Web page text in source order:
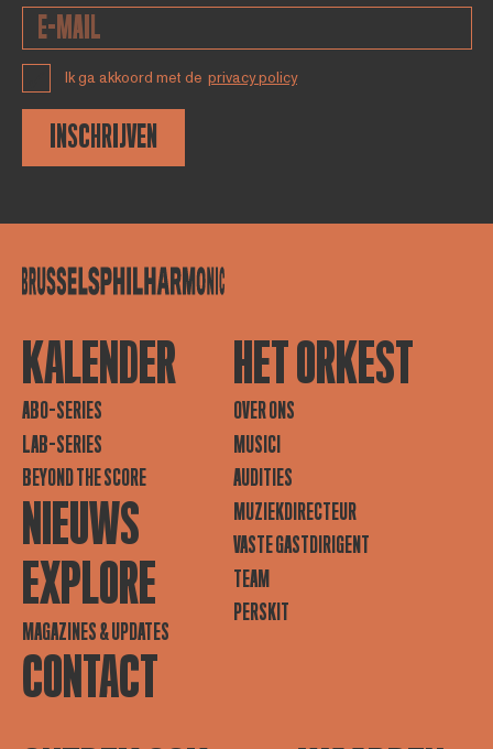
Ik ga akkoord met de privacy policy
INSCHRIJVEN
KALENDER
ABO-SERIES
LAB-SERIES
BEYOND THE SCORE
NIEUWS
EXPLORE
MAGAZINES & UPDATES
CONTACT
HET ORKEST
OVER ONS
MUSICI
AUDITIES
MUZIEKDIRECTEUR
VASTE GASTDIRIGENT
TEAM
PERSKIT